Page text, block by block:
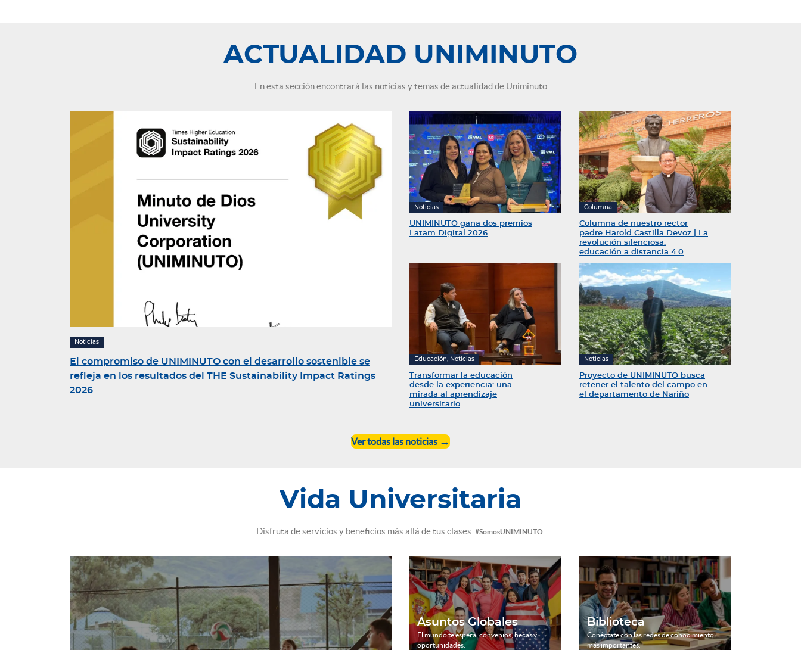
ACTUALIDAD UNIMINUTO
En esta sección encontrará las noticias y temas de actualidad de Uniminuto
Noticias
El compromiso de UNIMINUTO con el desarrollo sostenible se
refleja en los resultados del THE Sustainability Impact Ratings
2026
Noticias
UNIMINUTO gana dos premios
Latam Digital 2026
Columna
Columna de nuestro rector
padre Harold Castilla Devoz | La
revolución silenciosa:
educación a distancia 4.0
Educación, Noticias
Transformar la educación
desde la experiencia: una
mirada al aprendizaje
universitario
Noticias
Proyecto de UNIMINUTO busca
retener el talento del campo en
el departamento de Nariño
Ver todas las noticias
Vida Universitaria
Disfruta de servicios y beneficios más allá de tus clases. #SomosUNIMINUTO
Asuntos Globales
El mundo te espera: convenios, becas y
oportunidades.
Biblioteca
Conéctate con las redes de conocimiento
más importantes.